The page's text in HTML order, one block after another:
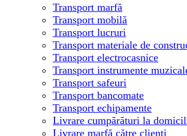
Transport marfă
Transport mobilă
Transport lucruri
Transport materiale de
Transport electrocasnice
Transport instrumente
Transport safeuri
Transport bancomate
Transport echipamente
Livrare cumpărături la
Livrare marfă către clienți